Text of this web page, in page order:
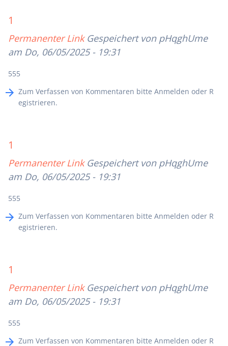
1
Permanenter Link Gespeichert von pHqghUme
am Do, 06/05/2025 - 19:31
555
Zum Verfassen von Kommentaren bitte Anmelden oder R
egistrieren.
1
Permanenter Link Gespeichert von pHqghUme
am Do, 06/05/2025 - 19:31
555
Zum Verfassen von Kommentaren bitte Anmelden oder R
egistrieren.
1
Permanenter Link Gespeichert von pHqghUme
am Do, 06/05/2025 - 19:31
555
Zum Verfassen von Kommentaren bitte Anmelden oder R